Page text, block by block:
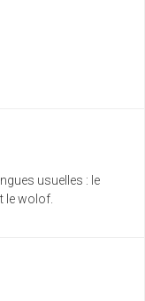
usuelles : le
le wolof.